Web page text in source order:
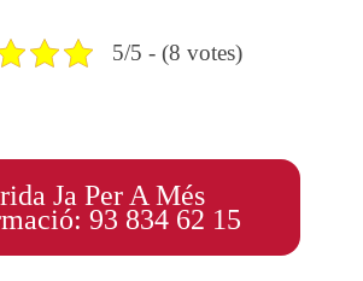
5/5 - (8 votes)
Ja Per A Més
93 834 62 15